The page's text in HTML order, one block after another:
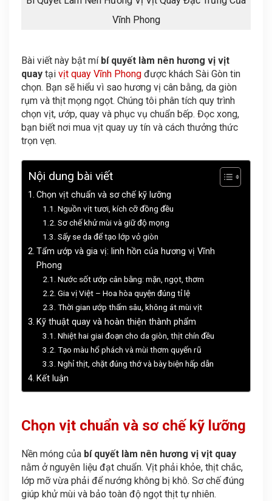
Vĩnh Phong
Bài viết này bật mí bí quyết làm nên hương vị vịt
quay tại vịt quay Vĩnh Phong được khách Sài Gòn tin
chọn. Bạn sẽ hiểu vì sao hương vị cân bằng, da giòn
rụm và thịt mọng ngọt. Chúng tôi phân tích quy trình
chọn vịt, ướp, quay và phục vụ chuẩn bếp. Đọc xong,
bạn biết nơi mua vịt quay uy tín và cách thưởng thức
trọn vẹn.
Nội dung bài viết
Chọn vịt chuẩn và sơ chế kỹ lưỡng
Nguồn vịt tươi, kích cỡ đồng đều
Sơ chế khử mùi và giữ độ mọng
Sấy se da để tạo lớp vỏ giòn
Tẩm ướp và gia vị: linh hồn của hương vị Vĩnh
Phong
Nước sốt ướp cân bằng: mặn, ngọt, thơm
Gia vị Việt – Hoa hòa quyện đúng tỉ lệ
Thời gian ướp thấm sâu, không át mùi vịt
Kỹ thuật quay và hoàn thiện thành phẩm
Nhiệt hai giai đoạn cho da giòn, thịt chín đều
Tạo màu hổ phách và mùi thơm quyến rũ
Nghỉ thịt, chặt đúng thớ và bày biện hấp dẫn
Kết luận
Chọn vịt chuẩn và sơ chế kỹ lưỡng
Nền móng của bí quyết làm nên hương vị vịt quay
nằm ở nguyên liệu đạt chuẩn. Vịt phải khỏe, thịt chắc,
lớp mỡ vừa phải để nướng không bị khô. Sơ chế đúng
giúp khử mùi và bảo toàn độ ngọt thịt tự nhiên.